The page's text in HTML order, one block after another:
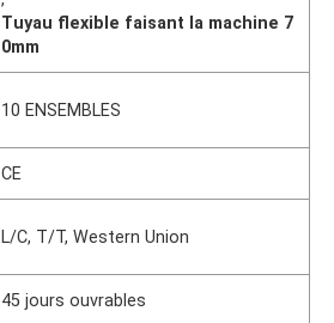
Tuyau flexible faisant la machine 7
0mm
10 ENSEMBLES
CE
L/C, T/T, Western Union
45 jours ouvrables